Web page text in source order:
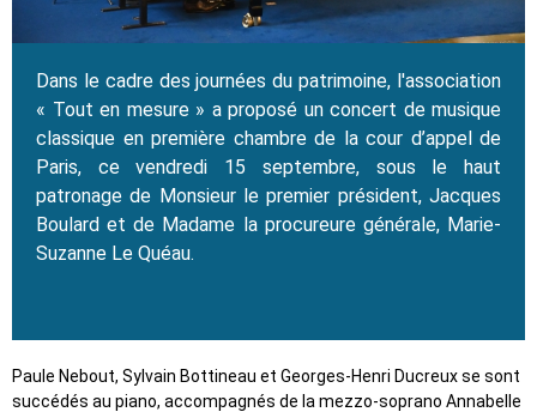
Dans le cadre des journées du patrimoine, l'association
« Tout en mesure » a proposé un concert de musique
classique en première chambre de la cour d’appel de
Paris, ce vendredi 15 septembre, sous le haut
patronage de Monsieur le premier président, Jacques
Boulard et de Madame la procureure générale, Marie-
Suzanne Le Quéau.
Paule Nebout, Sylvain Bottineau et Georges-Henri Ducreux se sont
succédés au piano, accompagnés de la mezzo-soprano Annabelle